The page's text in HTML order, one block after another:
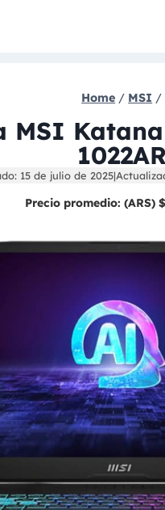
Home / MSI /
MSI
1022AR
15 de julio de 2025|
Precio promedio:(ARS)